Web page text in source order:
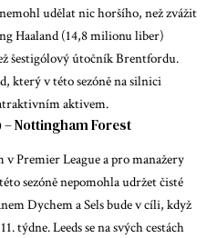
udělat nic horšího, než zvážit
Haaland (14,8 milionu liber)
šestigólový útočník Brentfordu.
který v této sezóně na silnici
aktivem.
Nottingham Forest
Premier League a pro manažery
sezóně nepomohla udržet čisté
Dychem a Sels bude v cíli, když
týdne. Leeds se na svých cestách